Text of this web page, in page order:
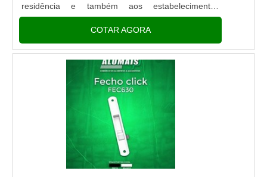
residência e também aos estabelecimentos
COTAR AGORA